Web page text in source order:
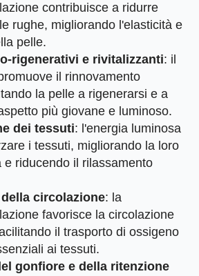
contribuisce a ridurre
rughe, migliorando l'elasticità e
pelle.
rigenerativi e rivitalizzanti: il
il rinnovamento
la pelle a rigenerarsi e a
più giovane e luminoso.
dei tessuti: l'energia luminosa
i tessuti, migliorando la loro
e riducendo il rilassamento
circolazione: la
favorisce la circolazione
il trasporto di ossigeno
ai tessuti.
gonfiore e della ritenzione